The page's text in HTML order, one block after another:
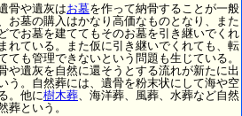
骨や遺灰はお墓を作って納骨することが一般
お墓の購入はかなり高価なものとなり、また
でお墓を建ててもそのお墓を引き継いでくれ
れている。また仮に引き継いでくれても、転
ても管理できないという問題も生じている。
や遺灰を自然に還そうとする流れが新たに出
う。自然葬には、遺骨を粉末状にして海や空
。他に樹木葬 、海洋葬、風葬、水葬など自然
葬という。